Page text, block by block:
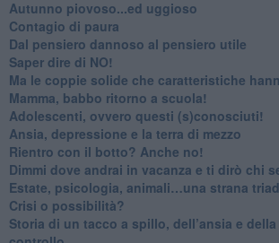
Autunno piovoso...ed uggioso
​Contagio di paura
​Dal pensiero dannoso al pensiero utile
​Saper dire di NO!
​Ma le coppie solide che caratteristiche
​Mamma, babbo ritorno a scuola!
Adolescenti, ovvero questi (s)conosciuti!
Ansia, depressione e la terra di mezzo
​Rientro con il botto? Anche no!
Dimmi dove andrai in vacanza e ti dirò chi
​Estate, psicologia, animali…una strana
​Crisi o possibilità?
​Storia di un tacco a spillo, dell’ansia e